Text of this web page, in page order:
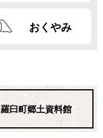
おくやみ
羅臼町郷土資料館